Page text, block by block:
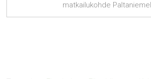
matkailukohde